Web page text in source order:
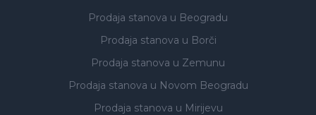
Prodaja stanova u Beogradu
Prodaja stanova u Borči
Prodaja stanova u Zemunu
Prodaja stanova u Novom Beogradu
Prodaja stanova u Mirijevu